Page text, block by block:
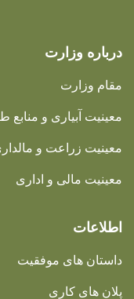
درباره وزارت
مقام وزارت
معینیت آبیاری و منابع
معینیت زراعت و
معینیت مالی و اداری
اطلاعات
داستان های موفقیت
پلان های کاری